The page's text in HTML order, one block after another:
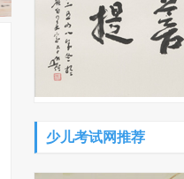
少儿考试网推荐